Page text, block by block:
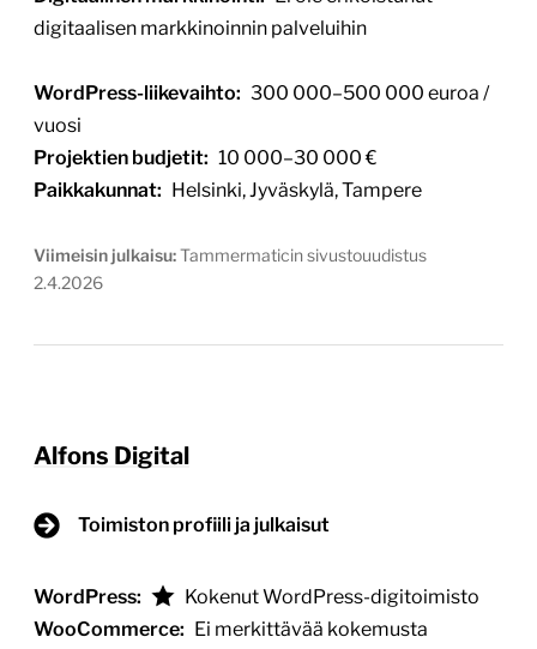
digitaalisen markkinoinnin palveluihin
WordPress-liikevaihto: 300 000–500 000 euroa /
vuosi
Projektien budjetit: 10 000–30 000 €
Paikkakunnat: Helsinki, Jyväskylä, Tampere
Viimeisin julkaisu:Tammermaticin sivustouudistus
2.4.2026
Alfons Digital
Toimiston profiili ja julkaisut
WordPress:
Kokenut WordPress-digitoimisto
WooCommerce: Ei merkittävää kokemusta